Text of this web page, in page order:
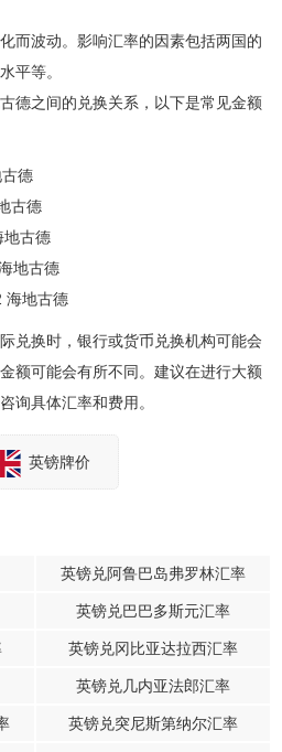
而波动。影响汇率的因素包括两国的
平等。
德之间的兑换关系，以下是常见金额
德
古德
地古德
地古德
海地古德
兑换时，银行或货币兑换机构可能会
额可能会有所不同。建议在进行大额
询具体汇率和费用。
英镑牌价
英镑兑阿鲁巴岛弗罗林汇率
英镑兑巴巴多斯元汇率
英镑兑冈比亚达拉西汇率
英镑兑几内亚法郎汇率
英镑兑突尼斯第纳尔汇率